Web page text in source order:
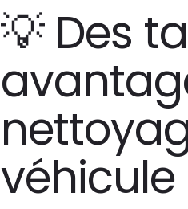
💡 Des
véhicule